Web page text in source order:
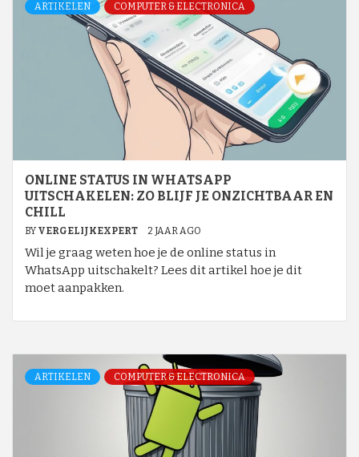
ARTIKELEN COMPUTER & ELECTRONICA
ONLINE STATUS IN WHATSAPP
UITSCHAKELEN: ZO BLIJF JE ONZICHTBAAR EN
CHILL
BY VERGELIJKEXPERT 2 JAAR AGO
Wil je graag weten hoe je de online status in
WhatsApp uitschakelt? Lees dit artikel hoe je dit
moet aanpakken.
ARTIKELEN COMPUTER & ELECTRONICA